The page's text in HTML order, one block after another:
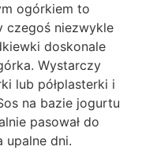
ogórkiem to
czegoś niezwykle
doskonale
Wystarczy
lub półplasterki i
na bazie jogurtu
pasował do
upalne dni.